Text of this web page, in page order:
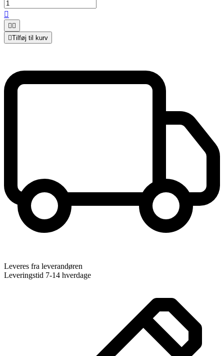

 
Tilføj til kurv
Leveres fra leverandøren
Leveringstid 7-14 hverdage